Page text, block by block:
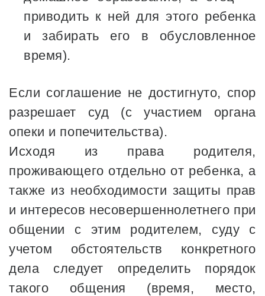
приводить к ней для этого ребенка
и забирать его в обусловленное
время).
Если соглашение не достигнуто, спор
разрешает суд (с участием органа
опеки и попечительства).
Исходя из права родителя,
проживающего отдельно от ребенка, а
также из необходимости защиты прав
и интересов несовершеннолетнего при
общении с этим родителем, суду с
учетом обстоятельств конкретного
дела следует определить порядок
такого общения (время, место,